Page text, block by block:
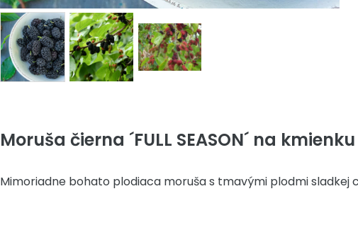
Moruša čierna ´FULL SEASON´ na
Mimoriadne bohato plodiaca moruša s tmavými plodmi sladkej